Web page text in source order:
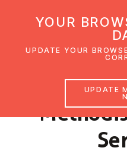
YOUR
UPDATE YOUR
UPDATE